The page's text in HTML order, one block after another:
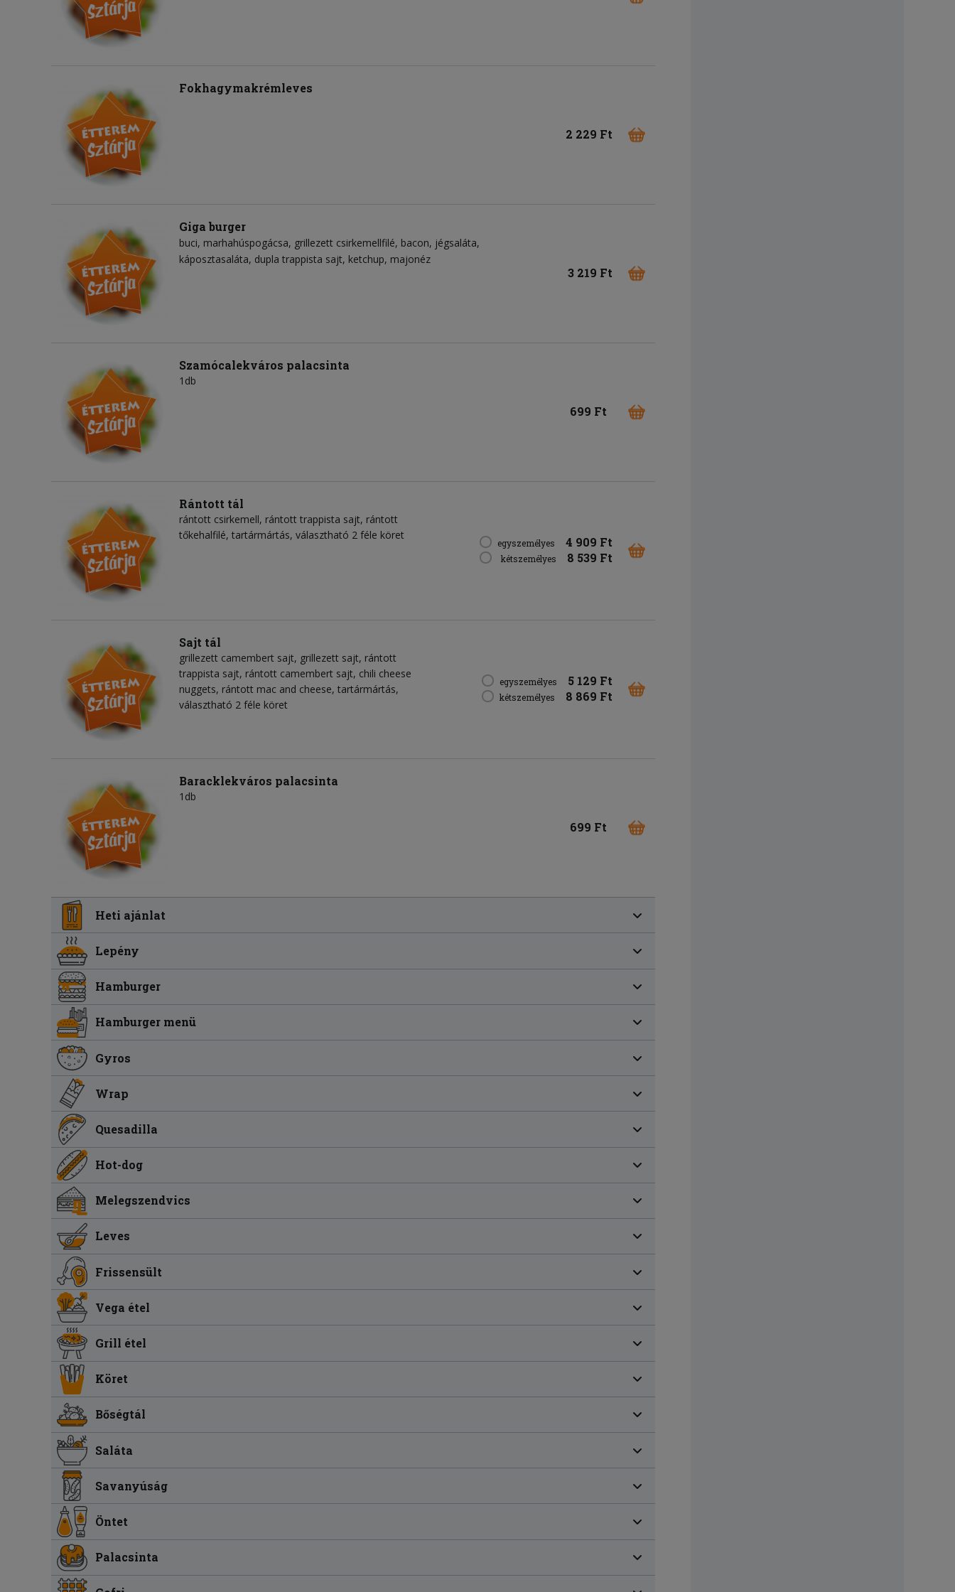
Fokhagymakrémleves
2 229 Ft
Giga burger
buci marhahúspogácsa grillezett csirkemellfilé bacon jégsaláta
káposztasaláta dupla trappista sajt ketchup majonéz
3 219 Ft
Szamócalekváros palacsinta
1db
699 Ft
Rántott tál
rántott csirkemell, rántott trappista sajt, rántott
tőkehalfilé, tartármártás, választható 2 féle köret
egyszemélyes 4 909 Ft
kétszemélyes 8 539 Ft
Sajt tál
grillezett camembert sajt, grillezett sajt, rántott
trappista sajt, rántott camembert sajt, chili cheese
nuggets, rántott mac and cheese, tartármártás,
választható 2 féle köret
egyszemélyes 5 129 Ft
kétszemélyes 8 869 Ft
Baracklekváros palacsinta
1db
699 Ft
Heti ajánlat
Lepény
Hamburger
Hamburger menü
Gyros
Wrap
Quesadilla
Hot-dog
Melegszendvics
Leves
Frissensült
Vega étel
Grill étel
Köret
Bőségtál
Saláta
Savanyúság
Öntet
Palacsinta